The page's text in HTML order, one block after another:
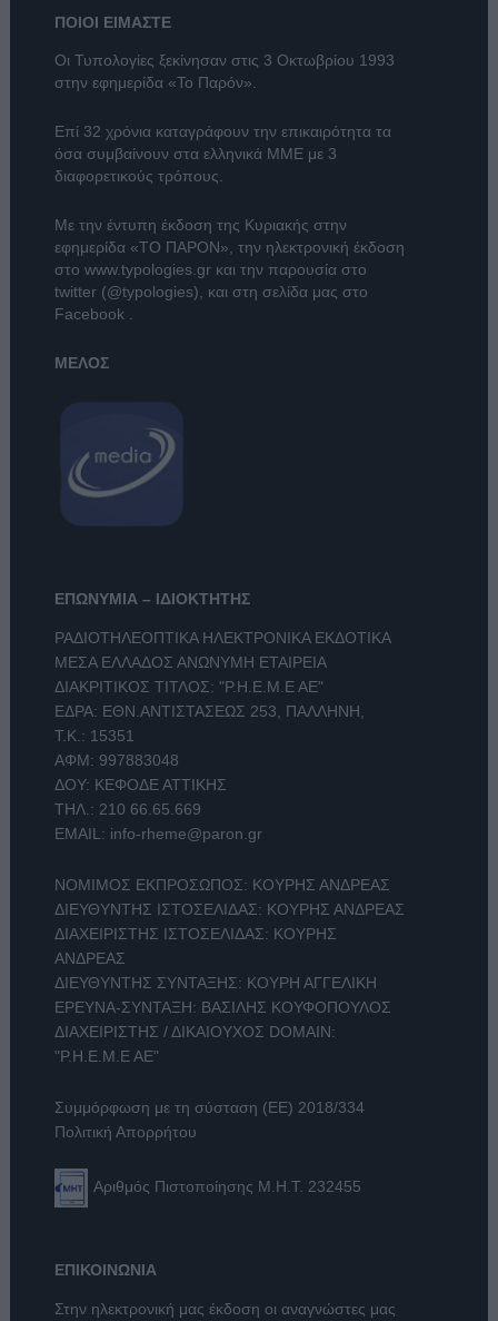
ΠΟΙΟΙ ΕΙΜΑΣΤΕ
Οι Τυπολογίες ξεκίνησαν στις 3 Οκτωβρίου 1993
στην εφημερίδα «Το Παρόν».
Επί 32 χρόνια καταγράφουν την επικαιρότητα τα
όσα συμβαίνουν στα ελληνικά ΜΜΕ με 3
διαφορετικούς τρόπους.
Με την έντυπη έκδοση της Κυριακής στην
εφημερίδα «ΤΟ ΠΑΡΟΝ» , την ηλεκτρονική έκδοση
στο www.typologies.grκαι την παρουσία στο
twitter (@typologies) , και στη σελίδα μας στο
Facebook
ΜΕΛΟΣ
ΕΠΩΝΥΜΙΑ – ΙΔΙΟΚΤΗΤΗΣ
ΡΑΔΙΟΤΗΛΕΟΠΤΙΚΑ ΗΛΕΚΤΡΟΝΙΚΑ ΕΚΔΟΤΙΚΑ
ΜΕΣΑ ΕΛΛΑΔΟΣ ΑΝΩΝΥΜΗ ΕΤΑΙΡΕΙΑ
ΔΙΑΚΡΙΤΙΚΟΣ ΤΙΤΛΟΣ: "Ρ.Η.Ε.Μ.Ε ΑΕ"
ΕΔΡΑ: ΕΘΝ.ΑΝΤΙΣΤΑΣΕΩΣ 253, ΠΑΛΛΗΝΗ,
Τ.Κ.: 15351
ΑΦΜ: 997883048
ΔΟΥ: ΚΕΦΟΔΕ ΑΤΤΙΚΗΣ
ΤΗΛ.: 210 66.65.669
EMAIL: info-rheme@paron.gr
ΝΟΜΙΜΟΣ ΕΚΠΡΟΣΩΠΟΣ: ΚΟΥΡΗΣ ΑΝΔΡΕΑΣ
ΔΙΕΥΘΥΝΤΗΣ ΙΣΤΟΣΕΛΙΔΑΣ: ΚΟΥΡΗΣ ΑΝΔΡΕΑΣ
ΔΙΑΧΕΙΡΙΣΤΗΣ ΙΣΤΟΣΕΛΙΔΑΣ: ΚΟΥΡΗΣ
ΑΝΔΡΕΑΣ
ΔΙΕΥΘΥΝΤΗΣ ΣΥΝΤΑΞΗΣ: ΚΟΥΡΗ ΑΓΓΕΛΙΚΗ
ΕΡΕΥΝΑ-ΣΥΝΤΑΞΗ: ΒΑΣΙΛΗΣ ΚΟΥΦΟΠΟΥΛΟΣ
ΔΙΑΧΕΙΡΙΣΤΗΣ / ΔΙΚΑΙΟΥΧΟΣ DOMAIN:
"Ρ.Η.Ε.Μ.Ε ΑΕ"
Συμμόρφωση με τη σύσταση (ΕΕ) 2018/334
Πολιτική Απορρήτου
Αριθμός Πιστοποίησης Μ.Η.Τ. 232455
ΕΠΙΚΟΙΝΩΝΙΑ
Στην ηλεκτρονική μας έκδοση οι αναγνώστες μας